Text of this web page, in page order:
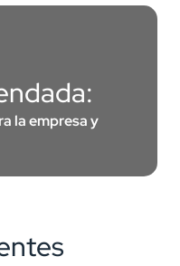
la empresa y